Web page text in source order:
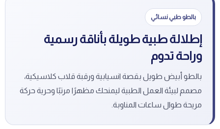
بالطو طبي نسائي
إطلالة طبية طويلة بأناقة رسمية
وراحة تدوم
بالطو أبيض طويل بقصة انسيابية ورقبة قلاب كلاسيكية،
مصمم لبيئة العمل الطبية ليمنحك مظهرًا مرتبًا وحرية حركة
مريحة طوال ساعات المناوبة.